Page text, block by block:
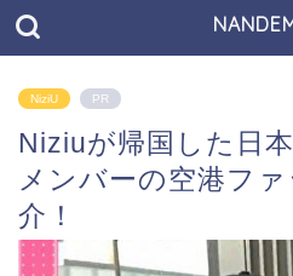
NiziU PR
Niziuが帰国した日
メンバーの空港フ
介！